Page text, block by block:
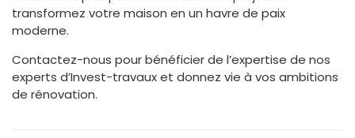
transformez votre maison en un havre de paix
moderne.
Contactez-nous pour bénéficier de l’expertise de nos
experts d’Invest-travaux et donnez vie à vos ambitions
de rénovation.